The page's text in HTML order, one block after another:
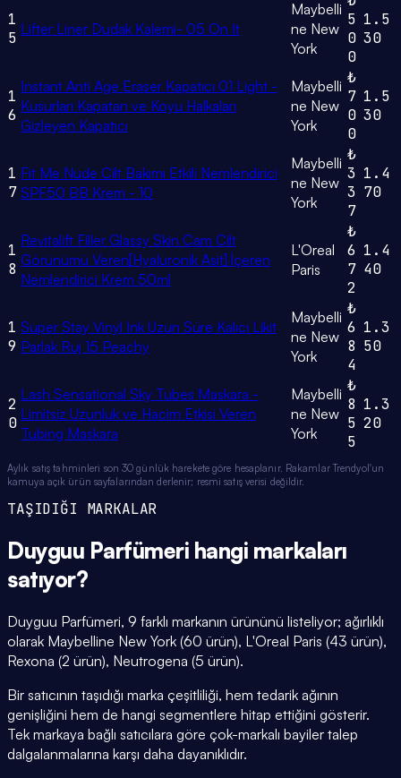
1
5 Lifter Liner Dudak Kalemi- 05 On It
Maybelli
ne New
York
5
0
0
1.5
30
1
6
Instant Anti Age Eraser Kapatıcı 01 Light -
Kusurları Kapatan ve Koyu Halkaları
Gizleyen Kapatıcı
Maybelli
ne New
York
₺
7
0
0
1.5
30
1
7
Fit Me Nude Cilt Bakımı Etkili Nemlendirici
SPF50 BB Krem - 10
Maybelli
ne New
York
₺
3
3
7
1.4
70
1
8
Revitalift Filler Glassy Skin Cam Cilt
Görünümü Veren[Hyaluronik Asit] İçeren
Nemlendirici Krem 50ml
L'Oreal
Paris
₺
6
7
2
1.4
40
1
9
Super Stay Vinyl Ink Uzun Süre Kalıcı Likit
Parlak Ruj 15 Peachy
Maybelli
ne New
York
₺
6
8
4
1.3
50
2
0
Lash Sensational Sky Tubes Maskara -
Limitsiz Uzunluk ve Hacim Etkisi Veren
Tubing Maskara
Maybelli
ne New
York
₺
8
5
5
1.3
20
Aylık satış tahminleri son 30 günlük harekete göre hesaplanır. Rakamlar Trendyol'un
kamuya açık ürün sayfalarından derlenir; resmi satış verisi değildir.
TAŞIDIĞI MARKALAR
Duyguu Parfümeri hangi markaları
satıyor?
Duyguu Parfümeri, 9 farklı markanın ürününü listeliyor; ağırlıklı
olarak Maybelline New York (60 ürün), L'Oreal Paris (43 ürün),
Rexona (2 ürün), Neutrogena (5 ürün).
Bir satıcının taşıdığı marka çeşitliliği, hem tedarik ağının
genişliğini hem de hangi segmentlere hitap ettiğini gösterir.
Tek markaya bağlı satıcılara göre çok-markalı bayiler talep
dalgalanmalarına karşı daha dayanıklıdır.